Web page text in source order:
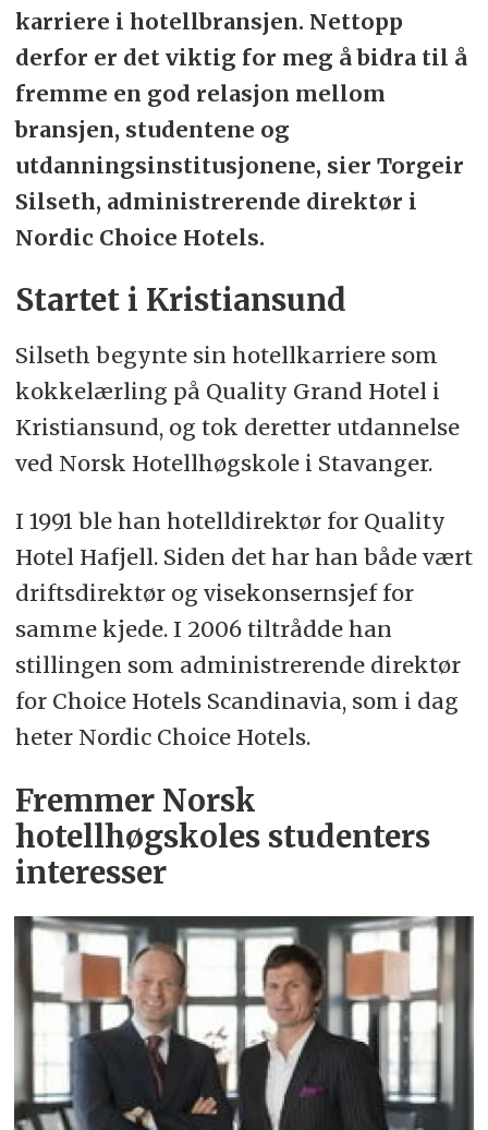
karriere i hotellbransjen. Nettopp
derfor er det viktig for meg å bidra til å
fremme en god relasjon mellom
bransjen, studentene og
utdanningsinstitusjonene, sier Torgeir
Silseth, administrerende direktør i
Nordic Choice Hotels.
Startet i Kristiansund
Silseth begynte sin hotellkarriere som
kokkelærling på Quality Grand Hotel i
Kristiansund, og tok deretter utdannelse
ved Norsk Hotellhøgskole i Stavanger.
I 1991 ble han hotelldirektør for Quality
Hotel Hafjell. Siden det har han både vært
driftsdirektør og visekonsernsjef for
samme kjede. I 2006 tiltrådde han
stillingen som administrerende direktør
for Choice Hotels Scandinavia, som i dag
heter Nordic Choice Hotels.
Fremmer Norsk
hotellhøgskoles studenters
interesser